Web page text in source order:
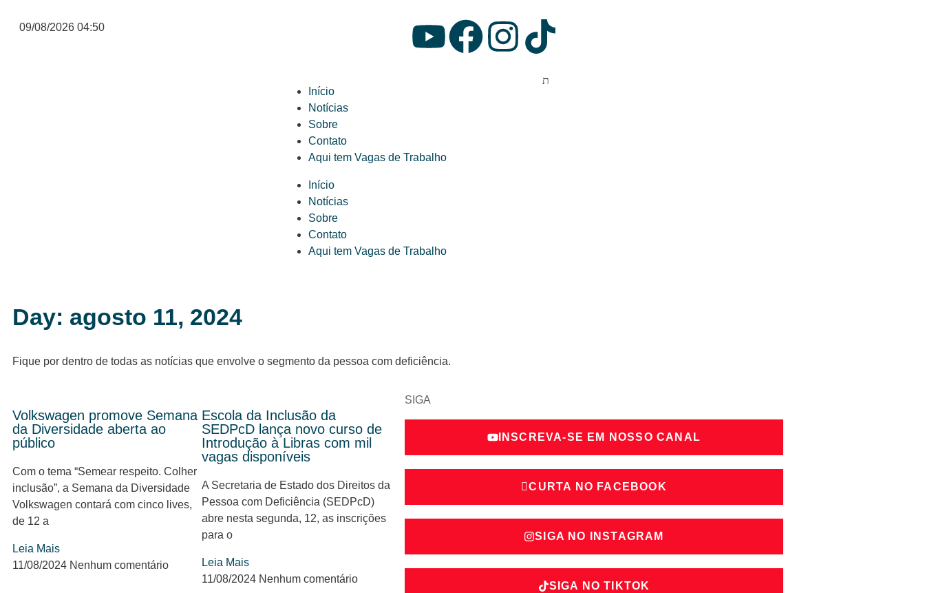
09/08/2026 04:50
Início
Notícias
Sobre
Contato
Aqui tem Vagas de Trabalho
Início
Notícias
Sobre
Contato
Aqui tem Vagas de Trabalho
Day: agosto 11, 2024
Fique por dentro de todas as notícias que envolve o segmento da pessoa com deficiência.
Volkswagen promove Semana
da Diversidade aberta ao
público
Com o tema “Semear respeito. Colher
inclusão”, a Semana da Diversidade
Volkswagen contará com cinco lives,
de 12 a
Leia Mais
11/08/2024 Nenhum comentário
Escola da Inclusão da
SEDPcD lança novo curso de
Introdução à Libras com mil
vagas disponíveis
A Secretaria de Estado dos Direitos da
Pessoa com Deficiência (SEDPcD)
abre nesta segunda, 12, as inscrições
para o
Leia Mais
11/08/2024 Nenhum comentário
SIGA
INSCREVA-SE EM NOSSO CANAL
CURTA NO FACEBOOK
SIGA NO INSTAGRAM
SIGA NO TIKTOK